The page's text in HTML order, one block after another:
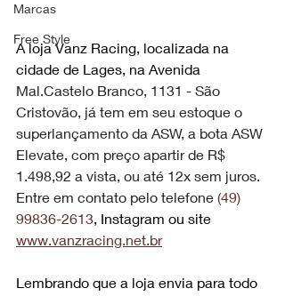
Marcas
Free Style
A loja Vanz Racing, localizada na
cidade de Lages, na Avenida
Mal.Castelo Branco, 1131 - São
Cristovão, já tem em seu estoque o
superlançamento da ASW, a bota ASW
Elevate, com preço apartir de R$
1.498,92 a vista, ou até 12x sem juros.
Entre em contato pelo telefone (49)
99836-2613, Instagram ou site
www.vanzracing.net.br
Lembrando que a loja envia para todo